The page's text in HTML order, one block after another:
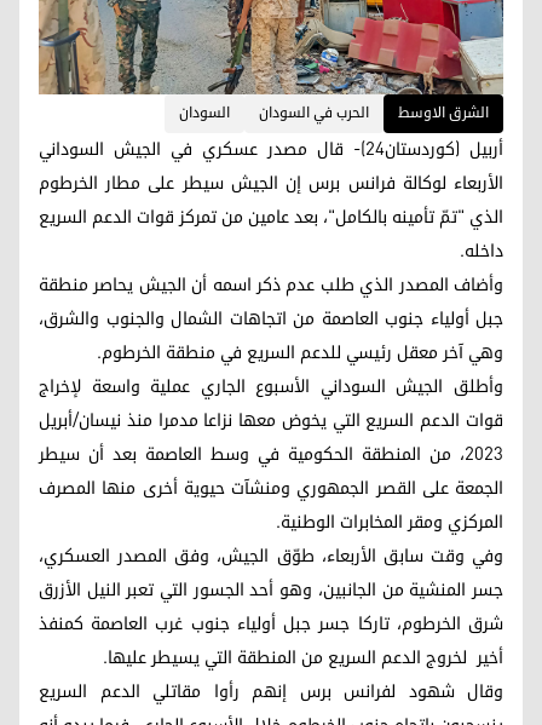
الشرق الاوسط الحرب في السودان السودان
أربيل (كوردستان24)- قال مصدر عسكري في الجيش السوداني
الأربعاء لوكالة فرانس برس إن الجيش سيطر على مطار الخرطوم
الذي "تمّ تأمينه بالكامل"، بعد عامين من تمركز قوات الدعم السريع
داخله.
وأضاف المصدر الذي طلب عدم ذكر اسمه أن الجيش يحاصر منطقة
جبل أولياء جنوب العاصمة من اتجاهات الشمال والجنوب والشرق،
وهي آخر معقل رئيسي للدعم السريع في منطقة الخرطوم.
وأطلق الجيش السوداني الأسبوع الجاري عملية واسعة لإخراج
قوات الدعم السريع التي يخوض معها نزاعا مدمرا منذ نيسان/أبريل
2023، من المنطقة الحكومية في وسط العاصمة بعد أن سيطر
الجمعة على القصر الجمهوري ومنشآت حيوية أخرى منها المصرف
المركزي ومقر المخابرات الوطنية.
وفي وقت سابق الأربعاء، طوّق الجيش، وفق المصدر العسكري،
جسر المنشية من الجانبين، وهو أحد الجسور التي تعبر النيل الأزرق
شرق الخرطوم، تاركا جسر جبل أولياء جنوب غرب العاصمة كمنفذ
أخير لخروج الدعم السريع من المنطقة التي يسيطر عليها.
وقال شهود لفرانس برس إنهم رأوا مقاتلي الدعم السريع